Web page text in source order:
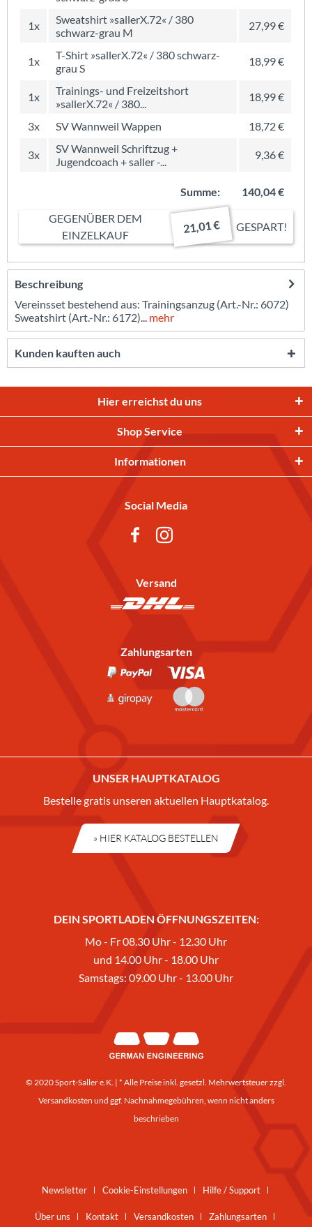
1x
Sweatshirt »sallerX.72« / 380
schwarz-grau M
27,99 €
1x
T-Shirt »sallerX.72« / 380 schwarz-
grau S
18,99 €
1x
Trainings- und Freizeitshort
»sallerX.72« / 380...
18,99 €
3x SV Wannweil Wappen 18,72 €
3x
SV Wannweil Schriftzug +
Jugendcoach + saller -...
9,36 €
Summe:
140,04 €
GEGENÜBER DEM
EINZELKAUF
21,01 € GESPART!
Beschreibung
Vereinsset bestehend aus: Trainingsanzug (Art.-Nr.: 6072)
Sweatshirt (Art.-Nr.: 6172)... mehr
Kunden kauften auch
Hier erreichst du uns
Shop Service
Informationen
Social Media
Versand
Zahlungsarten
UNSER HAUPTKATALOG
Bestelle gratis unseren aktuellen Hauptkatalog.
» HIER KATALOG BESTELLEN
DEIN SPORTLADEN ÖFFNUNGSZEITEN:
Mo - Fr 08.30 Uhr - 12.30 Uhr
und 14.00 Uhr - 18.00 Uhr
Samstags: 09.00 Uhr - 13.00 Uhr
© 2020 Sport-Saller e.K. | * Alle Preise inkl. gesetzl. Mehrwertsteuer zzgl.
Versandkosten und ggf. Nachnahmegebühren, wenn nicht anders
beschrieben
Newsletter Cookie-Einstellungen Hilfe / Support
Über uns Kontakt Versandkosten Zahlungsarten